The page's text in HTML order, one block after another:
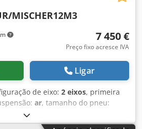
MISCHER12M3
7 450 €
Preço fixo acresce IVA
Ligar
de eixo: 2 eixos, primeira
ar, tamanho do pneu:
entre eixos:
utilizável: Betão Dimensão dos